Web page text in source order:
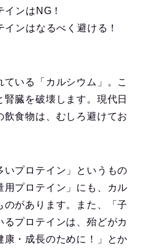
ンはNG！
ンはなるべく避ける！
いる「カルシウム」。こ
臓を破壊します。現代日
食物は、むしろ避けてお
いプロテイン」というもの
用プロテイン」にも、カル
のがあります。また、「子
プロテインは、殆どがカ
康・成長のために！」とか